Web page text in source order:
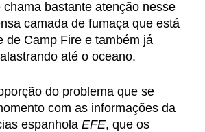
bastante atenção nesse
camada de fumaça que está
de Camp Fire e também já
até o oceano.
do problema que se
com as informações da
espanhola EFE, que os